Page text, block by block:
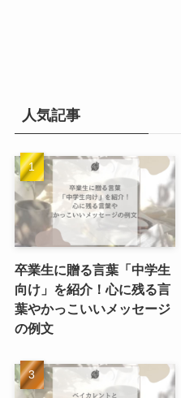
人気記事
卒業生に贈る言葉「中学生
向け」を紹介！心に残る言
葉やかっこいいメッセージ
の例文